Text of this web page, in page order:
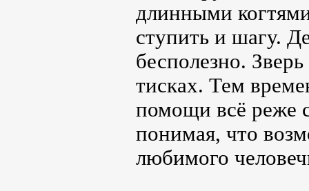
длинными
ступить и шагу.
бесполезно.
тисках. Тем
помощи всё реже
понимая, что
любимого